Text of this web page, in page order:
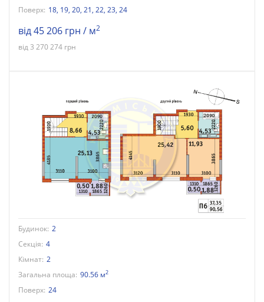
Поверх: 18, 19, 20, 21, 22, 23, 24
від 45 206 грн / м2
від 3 270 274 грн
Будинок: 2
Секція: 4
Кімнат: 2
Загальна площа: 90.56 м2
Поверх: 24